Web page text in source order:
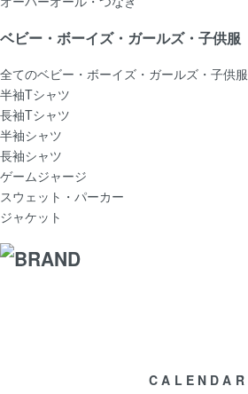
ベビー・ボーイズ・ガールズ・子供服
全てのベビー・ボーイズ・ガールズ・子供服
半袖Tシャツ
長袖Tシャツ
半袖シャツ
長袖シャツ
ゲームジャージ
スウェット・パーカー
ジャケット
CALENDAR